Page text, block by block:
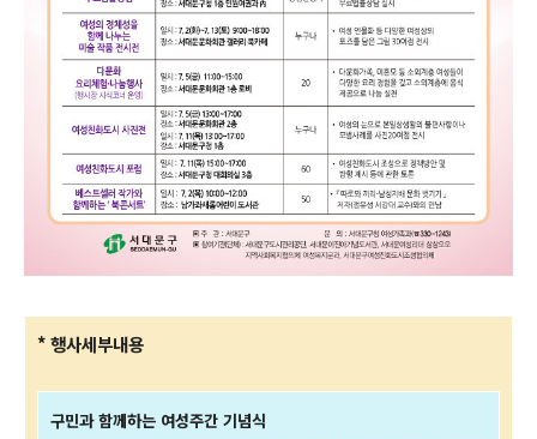
* 행사세부내용
구민과 함께하는 여성주간 기념식